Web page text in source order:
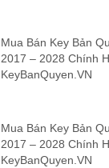
Mua Bán Key Bản
2017 – 2028 Chính
KeyBanQuyen.VN
Mua Bán Key Bản
2017 – 2028 Chính
KeyBanQuyen.VN